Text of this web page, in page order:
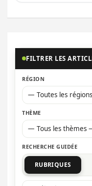
FILTRER LES
RÉGION
— Toutes les
THÈME
— Tous les thèmes
RECHERCHE GUIDÉE
RUBRIQUES